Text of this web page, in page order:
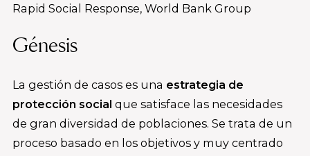
Rapid Social Response, World Bank Group
Génesis
La gestión de casos es una estrategia de
protección social que satisface las necesidades
de gran diversidad de poblaciones. Se trata de un
proceso basado en los objetivos y muy centrado